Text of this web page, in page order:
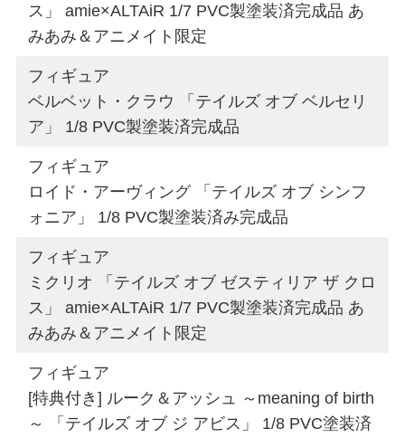
ス」 amie×ALTAiR 1/7 PVC製塗装済完成品 あ
みあみ＆アニメイト限定
フィギュア
ベルベット・クラウ 「テイルズ オブ ベルセリ
ア」 1/8 PVC製塗装済完成品
フィギュア
ロイド・アーヴィング 「テイルズ オブ シンフ
ォニア」 1/8 PVC製塗装済み完成品
フィギュア
ミクリオ 「テイルズ オブ ゼスティリア ザ クロ
ス」 amie×ALTAiR 1/7 PVC製塗装済完成品 あ
みあみ＆アニメイト限定
フィギュア
[特典付き] ルーク＆アッシュ ～meaning of birth
～ 「テイルズ オブ ジ アビス」 1/8 PVC塗装済